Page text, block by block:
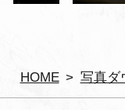
HOME 写真ダ